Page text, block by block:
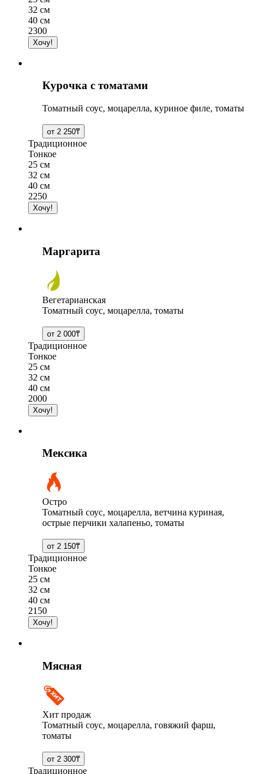
32 см
40 см
2300
Курочка с томатами
Томатный соус, моцарелла, куриное филе, томаты
Традиционное
Тонкое
25 см
32 см
40 см
2250
Маргарита
Вегетарианская
Томатный соус, моцарелла, томаты
Традиционное
Тонкое
25 см
32 см
40 см
2000
Мексика
Остро
Томатный соус, моцарелла, ветчина куриная,
острые перчики халапеньо, томаты
Традиционное
Тонкое
25 см
32 см
40 см
2150
Мясная
Хит продаж
Томатный соус, моцарелла, говяжий фарш,
томаты
Традиционное